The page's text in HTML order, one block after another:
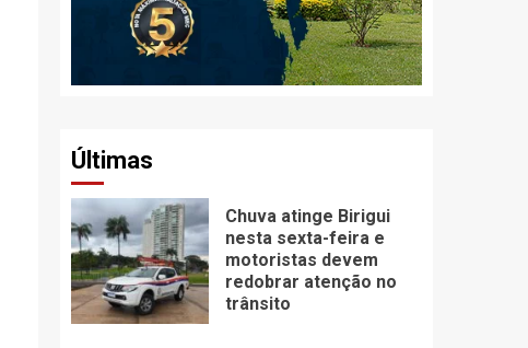
Últimas
Chuva atinge Birigui
nesta sexta-feira e
motoristas devem
redobrar atenção no
trânsito